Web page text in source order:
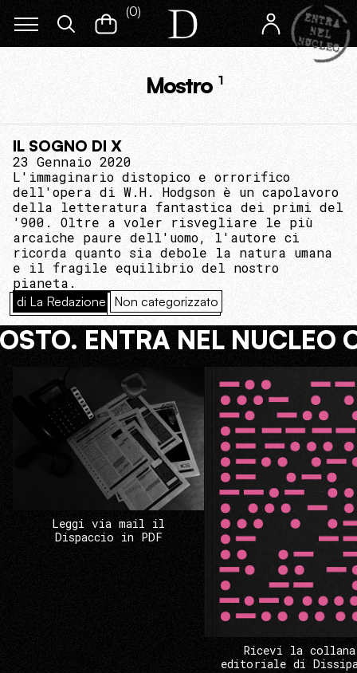
(0)
Mostro 1
IL SOGNO DI X
23 Gennaio 2020
L'immaginario distopico e orrorifico
dell'opera di W.H. Hodgson è un capolavoro
della letteratura fantastica dei primi del
'900. Oltre a voler risvegliare le più
arcaiche paure dell'uomo, l'autore ci
ricorda quanto sia debole la natura umana
e il fragile equilibrio del nostro
pianeta.
di La Redazione Non categorizzato
ENTRA NEL NUCLEO
Leggi via mail il
Dispaccio in PDF
Ricevi la collana
editoriale di